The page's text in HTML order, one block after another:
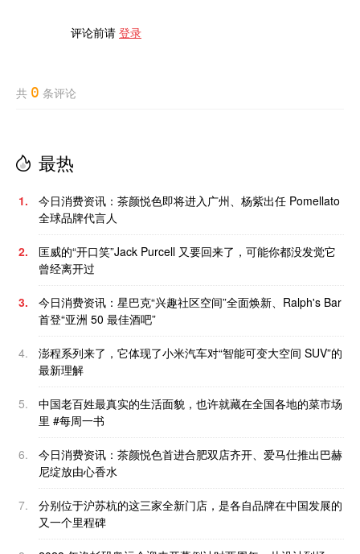
评论前请 登录
共 0 条评论
最热
1.
今日消费资讯：茶颜悦色即将进入广州、杨紫出任 Pomellato
全球品牌代言人
2.
匡威的“开口笑”Jack Purcell 又要回来了，可能你都没发觉它
曾经离开过
3.
今日消费资讯：星巴克“兴趣社区空间”全面焕新、Ralph's Bar
首登“亚洲 50 最佳酒吧”
4.
澎程系列来了，它体现了小米汽车对“智能可变大空间 SUV”的
最新理解
5.
中国老百姓最真实的生活面貌，也许就藏在全国各地的菜市场
里 #每周一书
6.
今日消费资讯：茶颜悦色首进合肥双店齐开、爱马仕推出巴赫
尼绽放由心香水
7.
分别位于沪苏杭的这三家全新门店，是各自品牌在中国发展的
又一个里程碑